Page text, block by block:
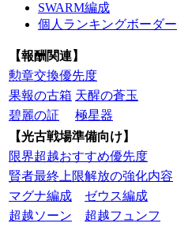
SWARM編成
個人ランキングボーダー
【報酬関連】
勲章交換優先度
果報の古箱 天醒の蒼玉
碧麗の証
極星器
【光古戦場準備向け】
限界超越おすすめ優先度
賢者最終上限解放の強化内容
マグナ編成
ゼウス編成
超越ソーン
超越フュンフ